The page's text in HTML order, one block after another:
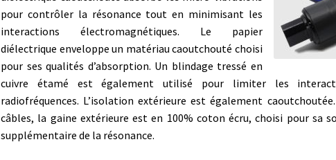
pour contrôler la résonance tout en minimisant les
interactions électromagnétiques. Le papier
diélectrique enveloppe un matériau caoutchouté choisi
pour ses qualités d’absorption. Un blindage tressé en
cuivre étamé est également utilisé pour limiter les
radiofréquences. L’isolation extérieure est également
câbles, la gaine extérieure est en 100% coton écru, choisi pour sa
supplémentaire de la résonance.